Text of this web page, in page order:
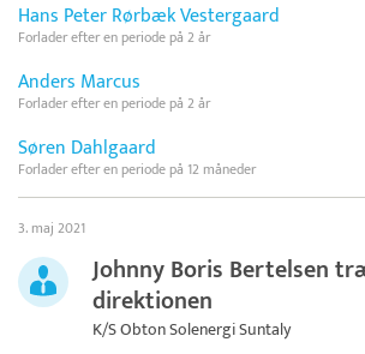
Hans Peter Rørbæk Vestergaard
Forlader efter en periode på 2 år
Anders Marcus
Forlader efter en periode på 2 år
Søren Dahlgaard
Forlader efter en periode på 12 måneder
3. maj 2021
Johnny Boris Bertelsen
direktionen
K/S Obton Solenergi Suntaly